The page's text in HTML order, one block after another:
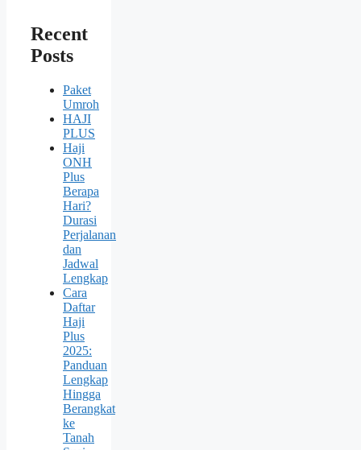
Recent
Posts
Paket
Umroh
HAJI
PLUS
Haji
ONH
Plus
Berapa
Hari?
Durasi
Perjalanan
dan
Jadwal
Lengkap
Cara
Daftar
Haji
Plus
2025:
Panduan
Lengkap
Hingga
Berangkat
ke
Tanah